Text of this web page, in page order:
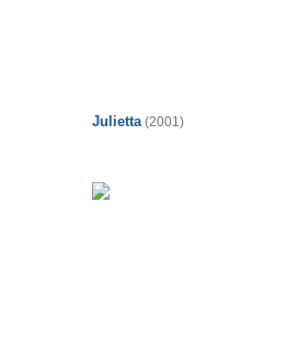
Julietta (2001)